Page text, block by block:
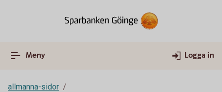
Meny Logga in
allmanna-sidor